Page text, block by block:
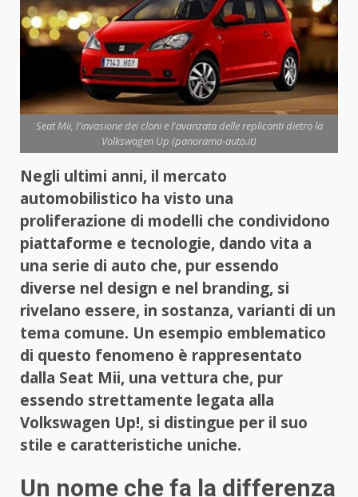
Seat Mii, l'invasione dei cloni e l'avanzata delle replicanti dietro la
Volkswagen Up (panorama-auto.it)
Negli ultimi anni, il mercato
automobilistico ha visto una
proliferazione di modelli che condividono
piattaforme e tecnologie, dando vita a
una serie di auto che, pur essendo
diverse nel design e nel branding, si
rivelano essere, in sostanza, varianti di un
tema comune. Un esempio emblematico
di questo fenomeno è rappresentato
dalla Seat Mii, una vettura che, pur
essendo strettamente legata alla
Volkswagen Up!, si distingue per il suo
stile e caratteristiche uniche.
Un nome che fa la differenza